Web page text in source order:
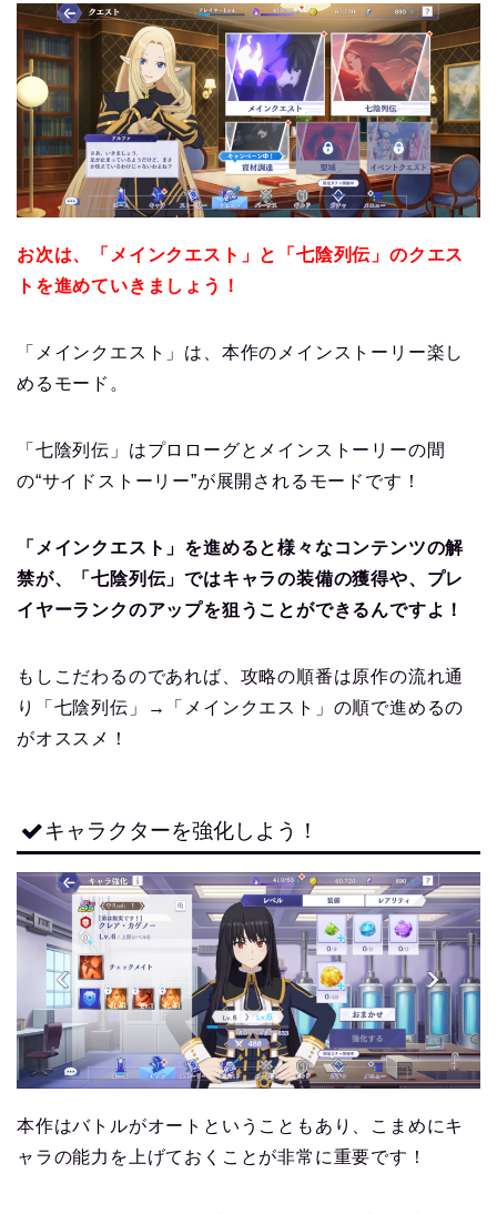
お次は、「メインクエスト」と「七陰列伝」のクエス
トを進めていきましょう！
「メインクエスト」は、本作のメインストーリー楽し
めるモード。
「七陰列伝」はプロローグとメインストーリーの間
の“サイドストーリー”が展開されるモードです！
「メインクエスト」を進めると様々なコンテンツの解
禁が、「七陰列伝」ではキャラの装備の獲得や、プレ
イヤーランクのアップを狙うことができるんですよ！
もしこだわるのであれば、攻略の順番は原作の流れ通
り「七陰列伝」→「メインクエスト」の順で進めるの
がオススメ！
キャラクターを強化しよう！
本作はバトルがオートということもあり、こまめにキ
ャラの能力を上げておくことが非常に重要です！